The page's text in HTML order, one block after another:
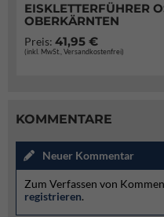
EISKLETTERFÜHRER
OBERKÄRNTEN
Preis: 41,95 €
(inkl. MwSt., Versandkostenfrei)
KOMMENTARE
Neuer Kommentar
Zum Verfassen von
registrieren.